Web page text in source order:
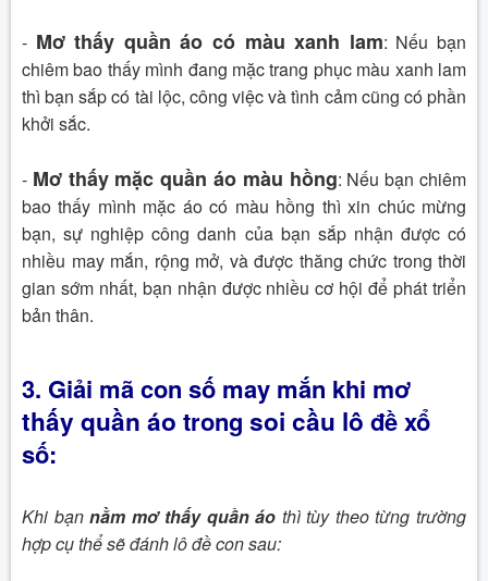
- Mơ thấy quần áo có màu xanh lam: Nếu bạn
chiêm bao thấy mình đang mặc trang phục màu xanh lam
thì bạn sắp có tài lộc, công việc và tình cảm cũng có phần
khởi sắc.
- Mơ thấy mặc quần áo màu hồng: Nếu bạn chiêm
bao thấy mình mặc áo có màu hồng thì xin chúc mừng
bạn, sự nghiệp công danh của bạn sắp nhận được có
nhiều may mắn, rộng mở, và được thăng chức trong thời
gian sớm nhất, bạn nhận được nhiều cơ hội để phát triển
bản thân.
3. Giải mã con số may mắn khi mơ
thấy quần áo trong soi cầu lô đề xổ
số:
Khi bạnnằm mơ thấy quần áo thì tùy theo từng trường
hợp cụ thể sẽ đánh lô đề con sau: